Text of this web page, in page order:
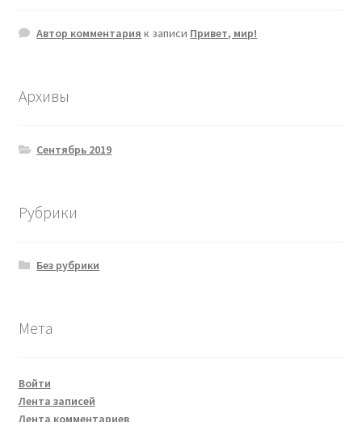
Автор комментария к записи Привет, мир!
Архивы
Сентябрь 2019
Рубрики
Без рубрики
Мета
Войти
Лента записей
Лента комментариев